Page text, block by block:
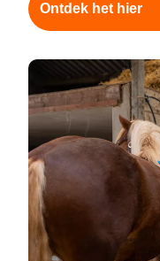
Ontdek het hier